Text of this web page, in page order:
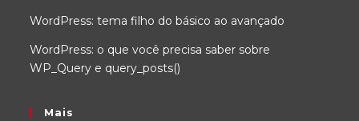
WordPress: tema filho do básico ao avançado
WordPress: o que você precisa saber sobre
WP_Query e query_posts()
Mais